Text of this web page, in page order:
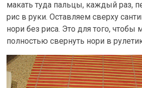
макать туда пальцы, каждый раз,
рис в руки. Оставляем сверху
нори без риса. Это для того,
полностью свернуть нори в